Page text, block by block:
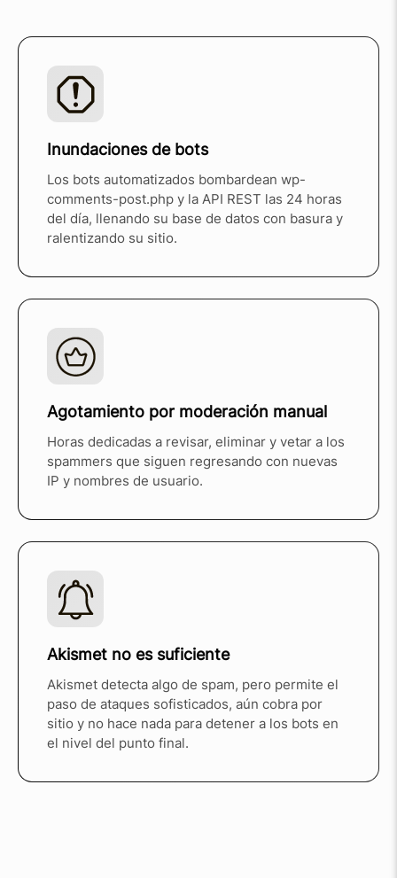
Inundaciones de bots
Los bots automatizados bombardean wp-
comments-post.php y la API REST las 24 horas
del día, llenando su base de datos con basura y
ralentizando su sitio.
Agotamiento por moderación manual
Horas dedicadas a revisar, eliminar y vetar a los
spammers que siguen regresando con nuevas
IP y nombres de usuario.
Akismet no es suficiente
Akismet detecta algo de spam, pero permite el
paso de ataques sofisticados, aún cobra por
sitio y no hace nada para detener a los bots en
el nivel del punto final.